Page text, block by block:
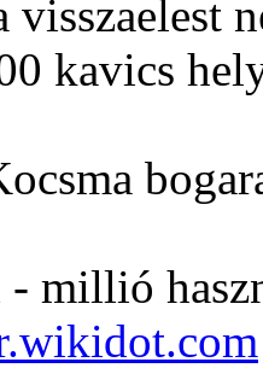
visszaelest
kavics
millió